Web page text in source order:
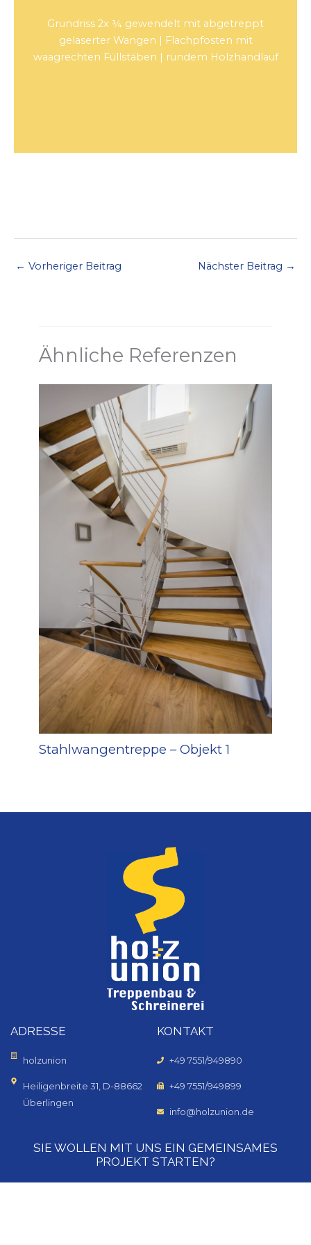
Grundriss 2x ¼ gewendelt mit abgetreppt
gelaserter Wangen | Flachpfosten mit
waagrechten Füllstäben | rundem Holzhandlauf
← Vorheriger Beitrag Nächster Beitrag →
Ähnliche Referenzen
Stahlwangentreppe – Objekt 1
ADRESSE
holzunion
Heiligenbreite 31, D-88662
Überlingen
KONTAKT
+49 7551/949890
+49 7551/949899
info@holzunion.de
SIE WOLLEN MIT UNS EIN GEMEINSAMES
PROJEKT STARTEN?